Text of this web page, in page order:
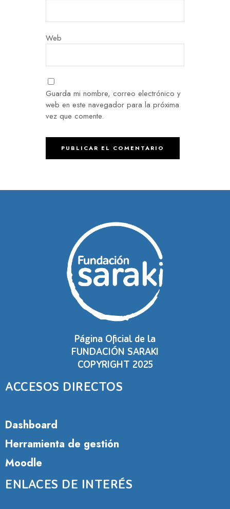
Web
Guarda mi nombre, correo electrónico y
web en este navegador para la próxima
vez que comente.
Página Oficial de la
FUNDACIÓN SARAKI
COPYRIGHT 2025
ACCESOS DIRECTOS
Dashboard
Herramienta de gestión
Moodle
ENLACES DE INTERÉS